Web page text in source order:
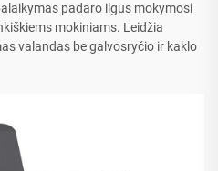
padaro ilgus mokymosi
mokiniams. Leidžia
valandas be galvosryčio ir kaklo